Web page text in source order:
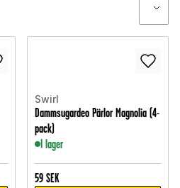
Swirl
Dammsugardeo Pärlor Magnolia (4-
pack)
I lager
59 SEK